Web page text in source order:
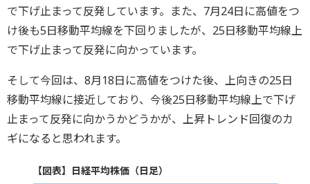
で下げ止まって反発しています。また、7月24日に高値をつ
け後も5日移動平均線を下回りましたが、25日移動平均線上
で下げ止まって反発に向かっています。
そして今回は、8月18日に高値をつけた後、上向きの25日
移動平均線に接近しており、今後25日移動平均線上で下げ
止まって反発に向かうかどうかが、上昇トレンド回復のカ
ギになると思われます。
【図表】日経平均株価（日足）